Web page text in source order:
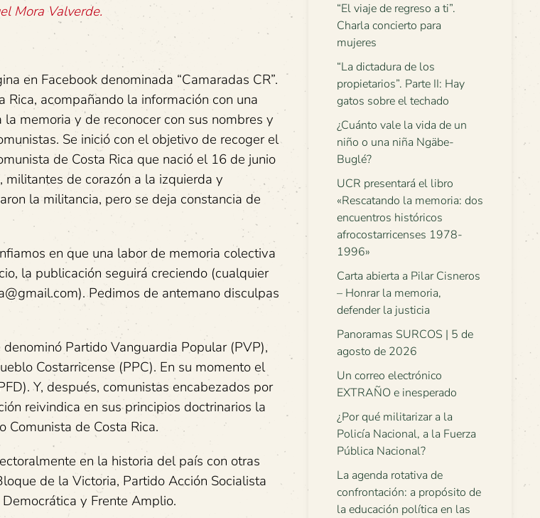
Mora Valverde.
en Facebook denominada “Camaradas CR”.
acompañando la información con una
memoria y de reconocer con sus nombres y
Se inició con el objetivo de recoger el
de Costa Rica que nació el 16 de junio
de corazón a la izquierda y
la militancia, pero se deja constancia de
en que una labor de memoria colectiva
la publicación seguirá creciendo (cualquier
). Pedimos de antemano disculpas
Partido Vanguardia Popular (PVP),
Costarricense (PPC). En su momento el
Y, después, comunistas encabezados por
reivindica en sus principios doctrinarios la
de Costa Rica.
en la historia del país con otras
de la Victoria, Partido Acción Socialista
y Frente Amplio.
“El viaje de regreso a ti”.
Charla concierto para
mujeres
“La dictadura de los
propietarios”. Parte II: Hay
gatos sobre el techado
¿Cuánto vale la vida de un
niño o una niña Ngäbe-
Buglé?
UCR presentará el libro
«Rescatando la memoria: dos
encuentros históricos
afrocostarricenses 1978-
1996»
Carta abierta a Pilar Cisneros
– Honrar la memoria,
defender la justicia
Panoramas SURCOS | 5 de
agosto de 2026
Un correo electrónico
EXTRAÑO e inesperado
¿Por qué militarizar a la
Policía Nacional, a la Fuerza
Pública Nacional?
La agenda rotativa de
confrontación: a propósito de
la educación política en las